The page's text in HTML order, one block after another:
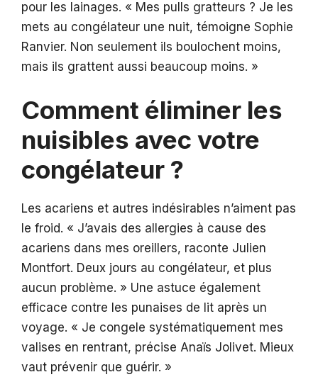
pour les lainages. « Mes pulls gratteurs ? Je les
mets au congélateur une nuit, témoigne Sophie
Ranvier. Non seulement ils boulochent moins,
mais ils grattent aussi beaucoup moins. »
Comment éliminer les
nuisibles avec votre
congélateur ?
Les acariens et autres indésirables n’aiment pas
le froid. « J’avais des allergies à cause des
acariens dans mes oreillers, raconte Julien
Montfort. Deux jours au congélateur, et plus
aucun problème. » Une astuce également
efficace contre les punaises de lit après un
voyage. « Je congele systématiquement mes
valises en rentrant, précise Anaïs Jolivet. Mieux
vaut prévenir que guérir. »